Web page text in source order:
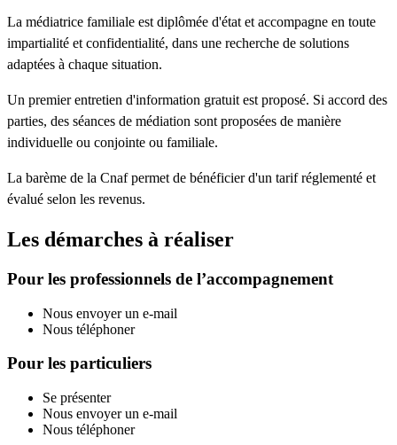
La médiatrice familiale est diplômée d'état et accompagne en toute
impartialité et confidentialité, dans une recherche de solutions
adaptées à chaque situation.
Un premier entretien d'information gratuit est proposé. Si accord des
parties, des séances de médiation sont proposées de manière
individuelle ou conjointe ou familiale.
La barème de la Cnaf permet de bénéficier d'un tarif réglementé et
évalué selon les revenus.
Les démarches à réaliser
Pour les professionnels de l’accompagnement
Nous envoyer un e-mail
Nous téléphoner
Pour les particuliers
Se présenter
Nous envoyer un e-mail
Nous téléphoner